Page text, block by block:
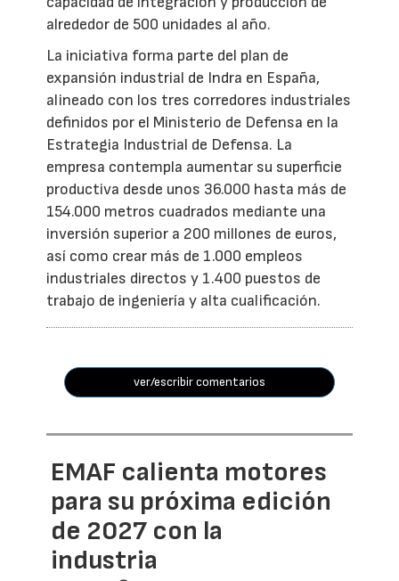
alrededor de 500 unidades al año.
La iniciativa forma parte del plan de
expansión industrial de Indra en España,
alineado con los tres corredores industriales
definidos por el Ministerio de Defensa en la
Estrategia Industrial de Defensa. La
empresa contempla aumentar su superficie
productiva desde unos 36.000 hasta más de
154.000 metros cuadrados mediante una
inversión superior a 200 millones de euros,
así como crear más de 1.000 empleos
industriales directos y 1.400 puestos de
trabajo de ingeniería y alta cualificación.
ver/escribir comentarios
EMAF calienta motores
para su próxima edición
de 2027 con la
industria